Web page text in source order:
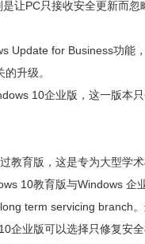
让PC只接收安全更新而
Update for Business功能
升级。
10企业版，这一版本
教育版，这是专为大型学
10教育版与Windows 企
term servicing branch
企业版可以选择只修复安